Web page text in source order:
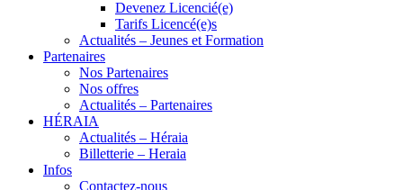
Devenez Licencié(e)
Tarifs Licencé(e)s
Actualités – Jeunes et Formation
Partenaires
Nos Partenaires
Nos offres
Actualités – Partenaires
HÉRAIA
Actualités – Héraia
Billetterie – Heraia
Infos
Contactez-nous